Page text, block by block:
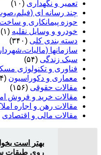
تعمیر و نگهداری (۱۰)
چند رسانه ای
حوزه پیمانکاری و ساخت
خودرو و وسایل نقلیه (۱)
دسته بندی کلی (۳۴۰)
سازمانها
سبک زندگی (۵۴)
فناوری و تکنولوژی
معماری و دکوراسیون (۵۴)
مقالات حقوقی (۱۵۶)
مقالات خرید و فروش
مقالات رهن و اجاره
مقالات مالی و اقتصادی
بهتر است
روی طبقات